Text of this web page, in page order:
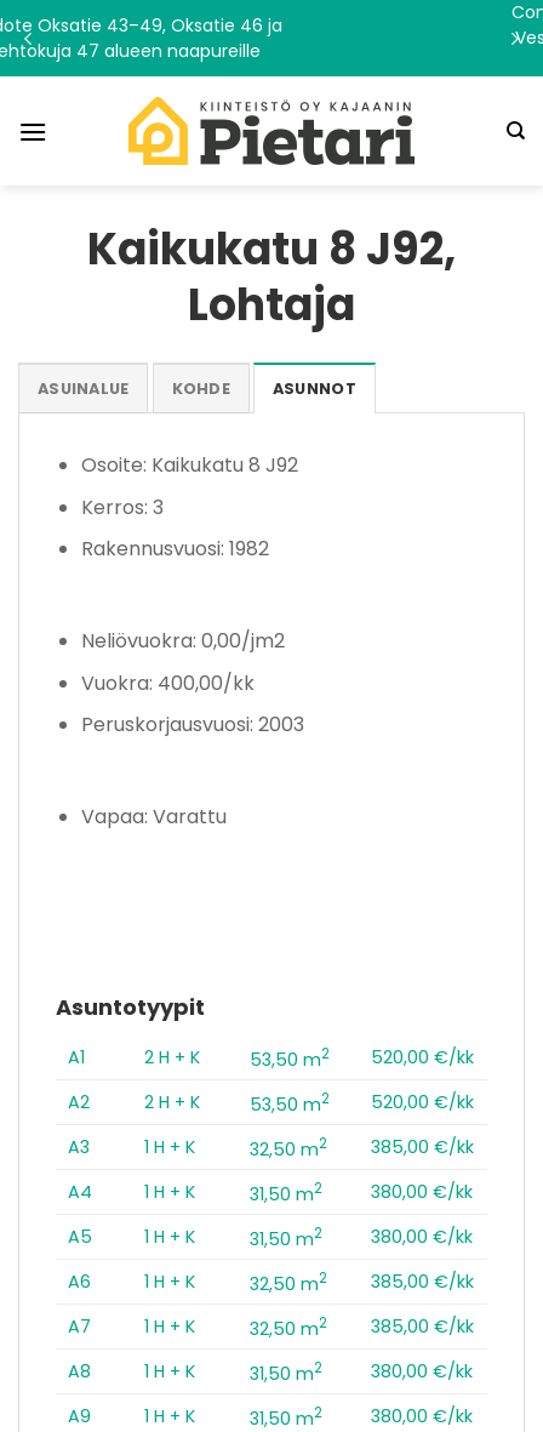
Skip
to
content
Concreate Urban Art Festival täyttää
Vesitorninmäen alueen taiteella 6. –
Kaikukatu 8 J92,
Lohtaja
ASUINALUE KOHDE ASUNNOT
Asuntotyypit
A1 2 H + K 53,50 m2
520,00 €/kk
A2
2 H + K 53,50 m2
520,00 €/kk
A3
1 H + K 32,50 m2
385,00 €/kk
A4
1 H + K 31,50 m2
380,00 €/kk
A5
1 H + K 31,50 m2
380,00 €/kk
A6
1 H + K 32,50 m2
385,00 €/kk
A7
1 H + K 32,50 m2
385,00 €/kk
A8
1 H + K 31,50 m2
380,00 €/kk
A9
1 H + K 31,50 m2
380,00 €/kk
Osoite: Kaikukatu 8 J92
Kerros: 3
Rakennusvuosi: 1982
Neliövuokra: 0,00/jm2
Vuokra: 400,00/kk
Peruskorjausvuosi: 2003
Vapaa: Varattu